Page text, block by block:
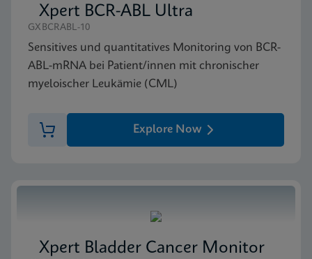
Xpert BCR-ABL Ultra
GXBCRABL-10
Sensitives und quantitatives Monitoring von BCR-
ABL-mRNA bei Patient/innen mit chronischer
myeloischer Leukämie (CML)
Explore Now
Xpert Bladder Cancer Monitor